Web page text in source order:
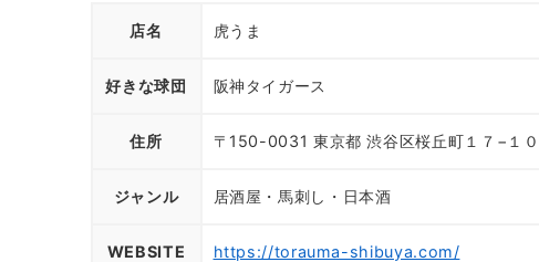
店名 虎うま
好きな球団 阪神タイガース
住所 〒150-0031 東京都 渋谷区桜丘町１７−１
ジャンル 居酒屋・馬刺し・日本酒
WEBSITE https://torauma-shibuya.com/